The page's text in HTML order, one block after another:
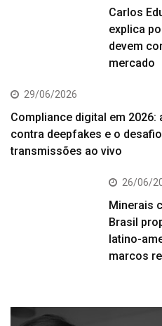
Carlos
explica
devem
mercado
29/06/2026
Compliance digital em 2026:
contra deepfakes e o
transmissões ao vivo
26/06/
Minerais
Brasil
latino-
marcos